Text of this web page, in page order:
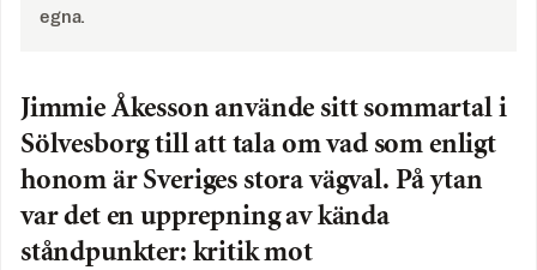
egna.
Jimmie Åkesson använde sitt sommartal i
Sölvesborg till att tala om vad som enligt
honom är Sveriges stora vägval. På ytan
var det en upprepning av kända
ståndpunkter: kritik mot